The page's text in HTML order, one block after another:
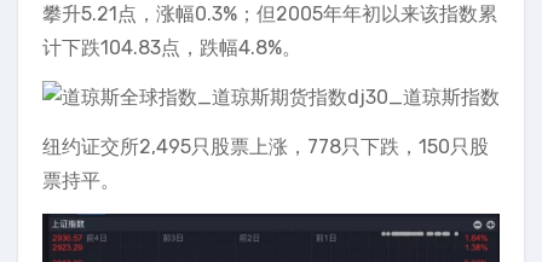
攀升5.21点，涨幅0.3%；但2005年年初以来该指数累
计下跌104.83点，跌幅4.8%。
纽约证交所2,495只股票上涨，778只下跌，150只股
票持平。